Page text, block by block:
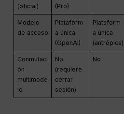
(oficial)
(Pro)
Modelo
de acceso
Plataform
a única
(OpenAI)
Plataform
a única
(antrópica)
Conmutaci
ón
multimode
lo
No
(requiere
cerrar
sesión)
No